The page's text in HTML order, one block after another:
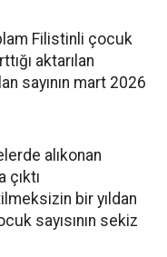
Filistinli çocuk
aktarılan
sayının mart 2026
alıkonan
çıktı
bir yıldan
sayısının sekiz